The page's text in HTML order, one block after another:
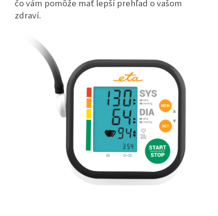
čo vám pomôže mať lepší prehľad o vašom
zdraví.